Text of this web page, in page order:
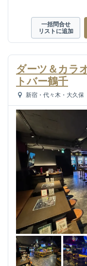
一括問合せ
リストに追加
ダーツ＆カラ
トバー鶴千
新宿・代々木・大久保